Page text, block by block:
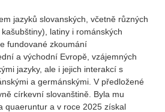
jazyků slovanských, včetně různých
latiny i románských
fundované zkoumání
a východní Evropě, vzájemných
jazyky, ale i jejich interakcí s
a germánskými. V předložené
církevní slovanštině. Byla mu
quaeruntur a v roce 2025 získal